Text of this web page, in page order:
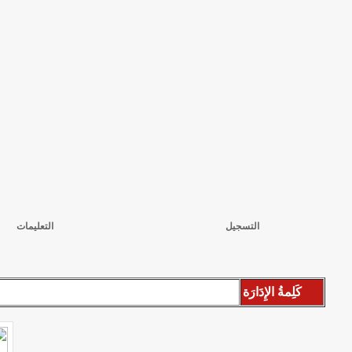
التسجيل التعليمات
كَلِمةُ الإِدَارَة